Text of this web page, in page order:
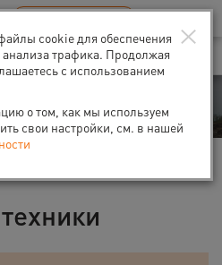
RU EN
×
cookie для обеспечения
анализа трафика. Продолжая
с использованием
о том, как мы используем
свои настройки, см. в нашей